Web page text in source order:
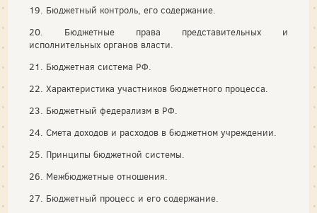
19. Бюджетный контроль, его содержание.
20. Бюджетные права представительных и
исполнительных органов власти.
21. Бюджетная система РФ.
22. Характеристика участников бюджетного процесса.
23. Бюджетный федерализм в РФ.
24. Смета доходов и расходов в бюджетном учреждении.
25. Принципы бюджетной системы.
26. Межбюджетные отношения.
27. Бюджетный процесс и его содержание.